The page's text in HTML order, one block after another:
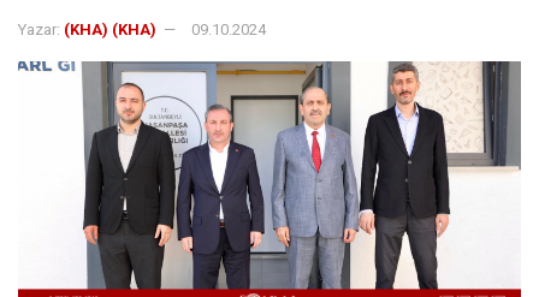
Yazar: (KHA) (KHA) 09.10.2024